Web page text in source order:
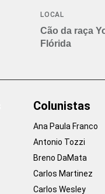
LOCAL
Cão da raça
Flórida
Colunistas
Ana Paula Franco
Antonio Tozzi
Breno DaMata
Carlos Martinez
Carlos Wesley